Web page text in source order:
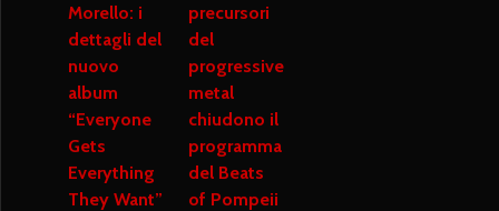
Morello: i
dettagli del
nuovo
album
“Everyone
Gets
Everything
They Want”
precursori
del
progressive
metal
chiudono il
programma
del Beats
of Pompeii